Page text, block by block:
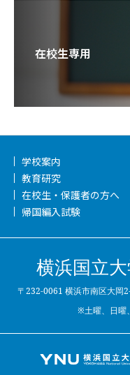
在校生専用
学校案内
教育研究
在校生・保護者の方へ
帰国編入試験
横浜国立
〒232-0061 横浜市南区大
※土曜、日曜